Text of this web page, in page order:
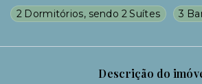
2 Dormitórios, sendo 2 Suítes 3
Descrição do